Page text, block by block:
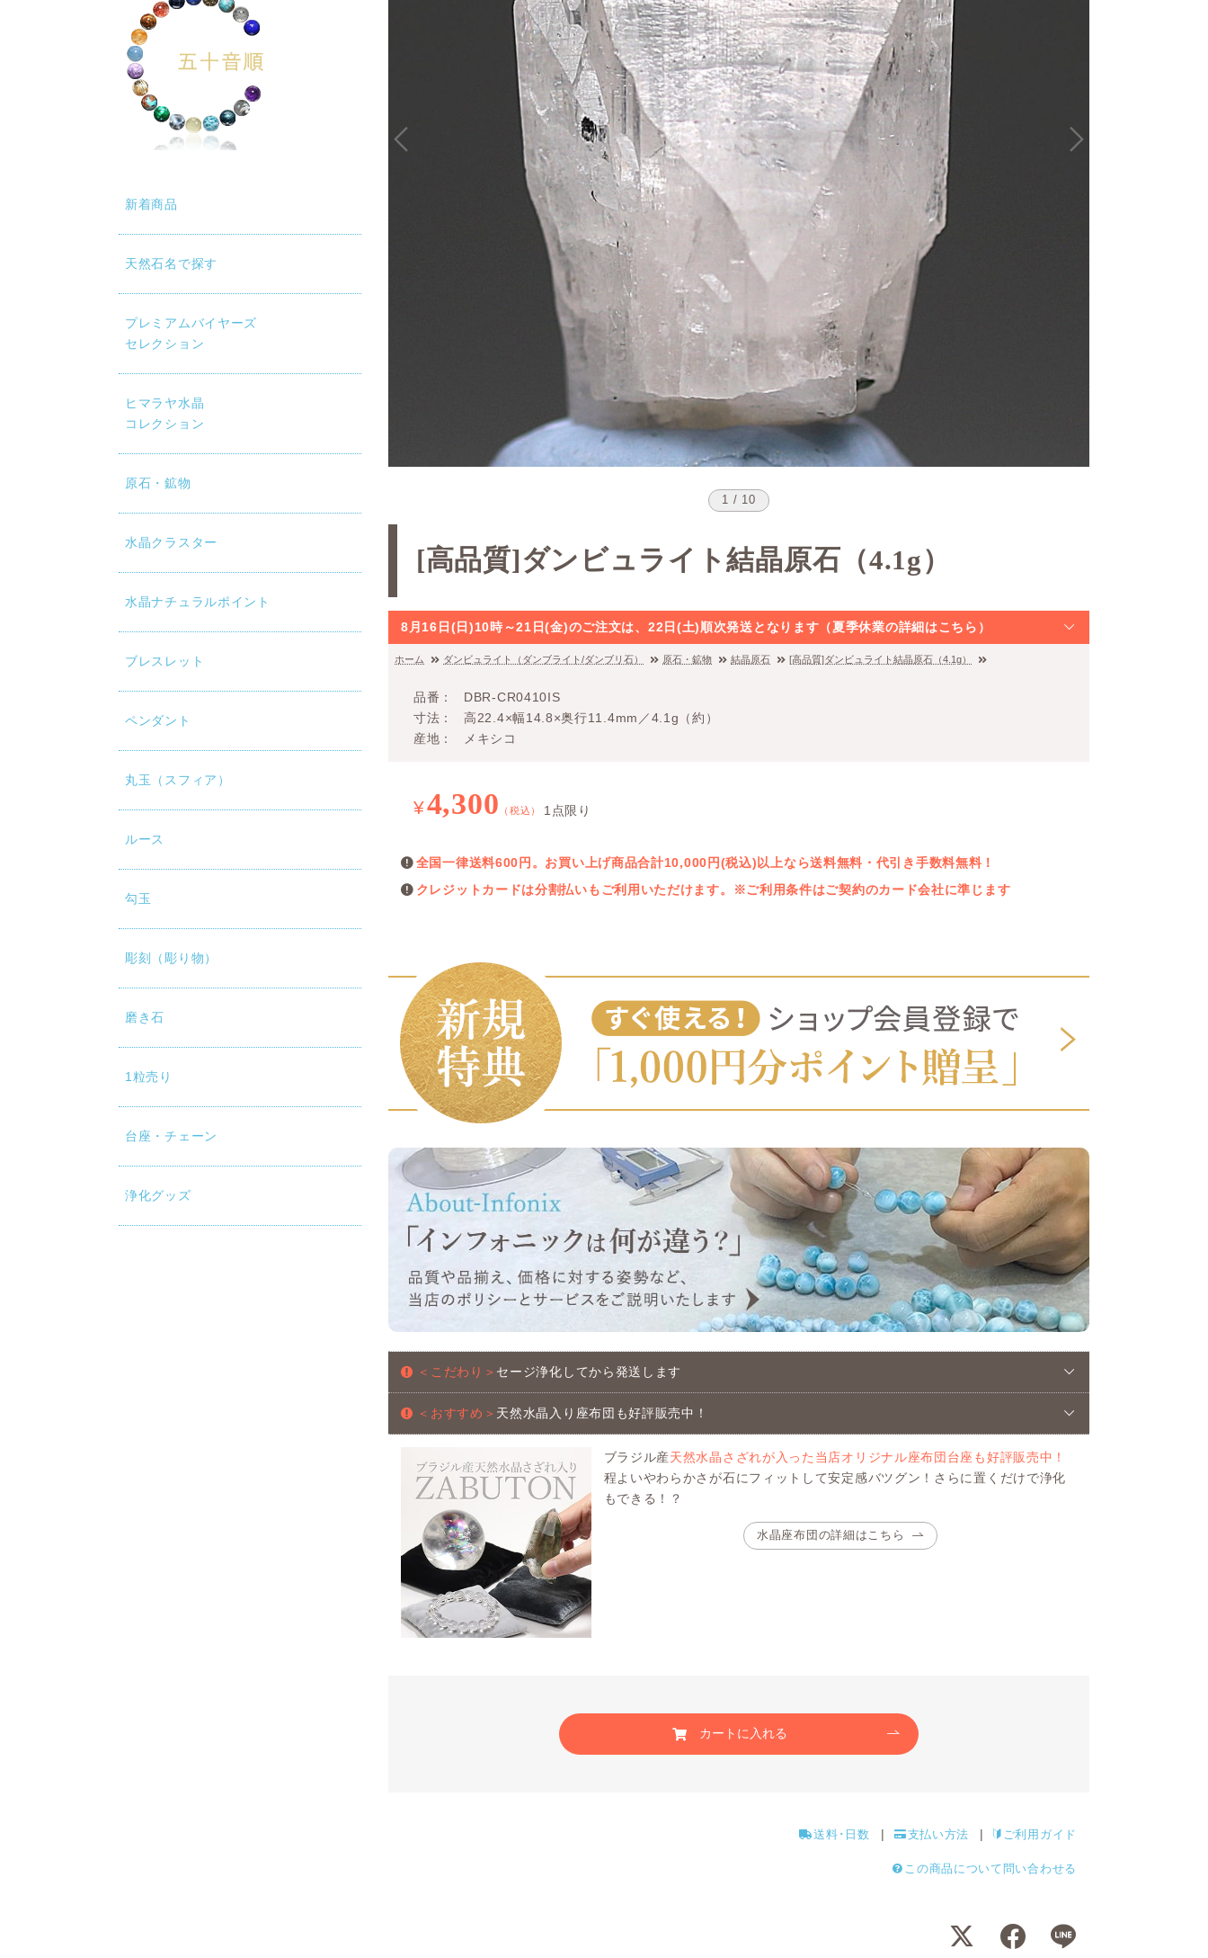
新着商品
天然石名で探す
プレミアムバイヤーズ
セレクション
ヒマラヤ水晶
コレクション
原石・鉱物
水晶クラスター
水晶ナチュラルポイント
ブレスレット
ペンダント
丸玉（スフィア）
ルース
勾玉
彫刻（彫り物）
磨き石
1粒売り
台座・チェーン
浄化グッズ
1 / 10
[高品質]ダンビュライト結晶原石（4.1g）
8月16日(日)10時～21日(金)のご注文は、22日(土)順次発送となります（夏季休業の詳細はこちら）
ホーム ダンビュライト（ダンブライト/ダンブリ石） 原石・鉱物 結晶原石 [高品質]ダンビュライト結晶原石（4.1g）
品番
DBR-CR0410IS
寸法
高22.4×幅14.8×奥行11.4mm／4.1g（約）
産地
メキシコ
¥4,300 （税込） 1点限り
全国一律送料600円。お買い上げ商品合計10,000円(税込)以上なら送料無料・代引き手数料無料！
クレジットカードは分割払いもご利用いただけます。※ご利用条件はご契約のカード会社に準じます
＜こだわり＞ セージ浄化してから発送します
＜おすすめ＞ 天然水晶入り座布団も好評販売中！
ブラジル産天然水晶さざれが入った当店オリジナル座布団台座も好評販売中！
程よいやわらかさが石にフィットして安定感バツグン！さらに置くだけで浄化
もできる！？
水晶座布団の詳細はこちら
カートに入れる
送料･日数 支払い方法 ご利用ガイド
この商品について問い合わせる